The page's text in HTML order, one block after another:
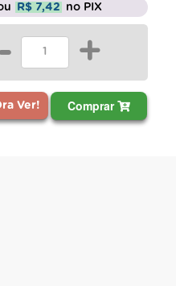
ou R$ 2,69 no PIX
BoOoOra Ver! Comprar